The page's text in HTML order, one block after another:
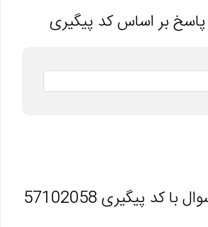
بر اساس کد پیگیری
کد پیگیری 57102058